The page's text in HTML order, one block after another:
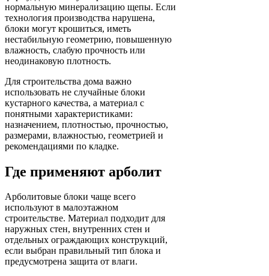
нормальную минерализацию щепы. Если
технология производства нарушена,
блоки могут крошиться, иметь
нестабильную геометрию, повышенную
влажность, слабую прочность или
неодинаковую плотность.
Для строительства дома важно
использовать не случайные блоки
кустарного качества, а материал с
понятными характеристиками:
назначением, плотностью, прочностью,
размерами, влажностью, геометрией и
рекомендациями по кладке.
Где применяют арболит
Арболитовые блоки чаще всего
используют в малоэтажном
строительстве. Материал подходит для
наружных стен, внутренних стен и
отдельных ограждающих конструкций,
если выбран правильный тип блока и
предусмотрена защита от влаги.